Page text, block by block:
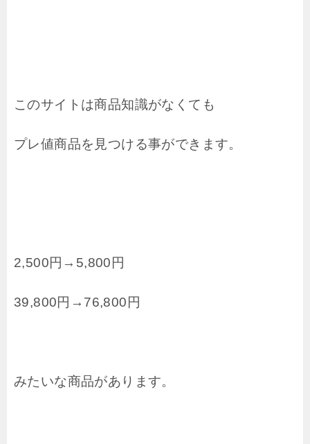
このサイトは商品知識がなくても
プレ値商品を見つける事ができます。
2,500円→5,800円
39,800円→76,800円
みたいな商品があります。